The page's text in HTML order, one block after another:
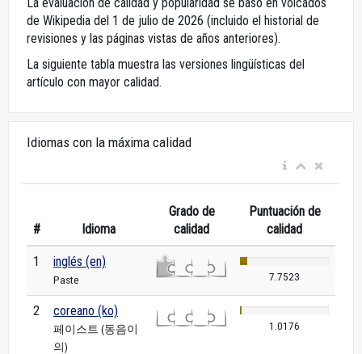
de Wikipedia del 1 de julio de 2026 (incluido el historial de
revisiones y las páginas vistas de años anteriores).
La siguiente tabla muestra las versiones lingüísticas del
artículo con mayor calidad.
Idiomas con la máxima calidad
# Idioma
Grado de
calidad
Puntuación de
calidad
1 inglés (en)
Paste 7.7523
2 coreano (ko)
페이스트 (동음이
의)
1.0176